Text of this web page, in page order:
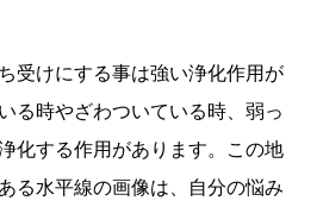
受けにする事は強い浄化作用が
る時やざわついている時、弱っ
化する作用があります。この地
る水平線の画像は、自分の悩み